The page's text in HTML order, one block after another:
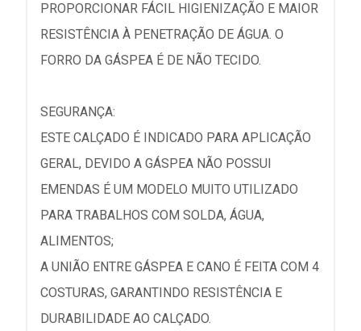
PROPORCIONAR FÁCIL HIGIENIZAÇÃO E MAIOR
RESISTÊNCIA À PENETRAÇÃO DE ÁGUA. O
FORRO DA GÁSPEA É DE NÃO TECIDO.
SEGURANÇA:
ESTE CALÇADO É INDICADO PARA APLICAÇÃO
GERAL, DEVIDO A GÁSPEA NÃO POSSUI
EMENDAS É UM MODELO MUITO UTILIZADO
PARA TRABALHOS COM SOLDA, ÁGUA,
ALIMENTOS;
A UNIÃO ENTRE GÁSPEA E CANO É FEITA COM 4
COSTURAS, GARANTINDO RESISTÊNCIA E
DURABILIDADE AO CALÇADO.